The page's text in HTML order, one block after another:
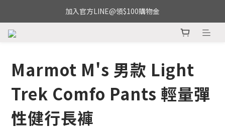
加入官方LINE@領$100購物金
Marmot M's 男款 Light
Trek Comfo Pants 輕量彈
性健行長褲